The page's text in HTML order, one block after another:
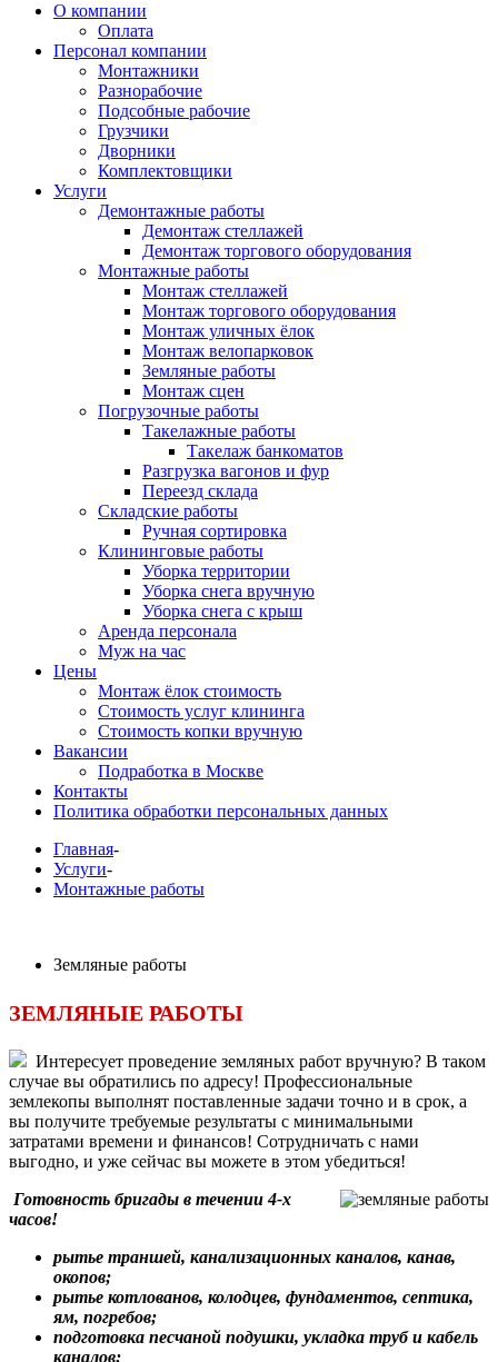
О компании
Оплата
Персонал компании
Монтажники
Разнорабочие
Подсобные рабочие
Грузчики
Дворники
Комплектовщики
Услуги
Демонтажные работы
Демонтаж стеллажей
Демонтаж торгового оборудования
Монтажные работы
Монтаж стеллажей
Монтаж торгового оборудования
Монтаж уличных ёлок
Монтаж велопарковок
Земляные работы
Монтаж сцен
Погрузочные работы
Такелажные работы
Такелаж банкоматов
Разгрузка вагонов и фур
Переезд склада
Складские работы
Ручная сортировка
Клининговые работы
Уборка территории
Уборка снега вручную
Уборка снега с крыш
Аренда персонала
Муж на час
Цены
Монтаж ёлок стоимость
Стоимость услуг клининга
Стоимость копки вручную
Вакансии
Подработка в Москве
Контакты
Политика обработки персональных данных
Главная-
Услуги-
Монтажные работы
Земляные работы
ЗЕМЛЯНЫЕ РАБОТЫ
Интересует проведение земляных работ вручную? В таком
случае вы обратились по адресу! Профессиональные
землекопы выполнят поставленные задачи точно и в срок, а
вы получите требуемые результаты с минимальными
затратами времени и финансов! Сотрудничать с нами
выгодно, и уже сейчас вы можете в этом убедиться!
Готовность бригады в течении 4-х
часов!
рытье траншей, канализационных каналов, канав,
окопов;
рытье котлованов, колодцев, фундаментов, септика,
ям, погребов;
подготовка песчаной подушки, укладка труб и кабель
каналов;